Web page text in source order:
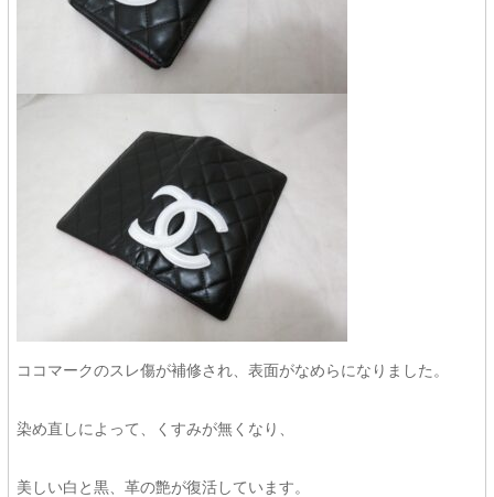
ココマークのスレ傷が補修され、表面がなめらになりました。
染め直しによって、くすみが無くなり、
美しい白と黒、革の艶が復活しています。